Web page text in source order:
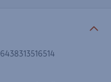
6438313516514